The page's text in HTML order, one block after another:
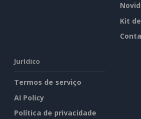
Kit
Jurídico
Termos de serviço
AI Policy
Política de privacidade